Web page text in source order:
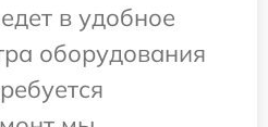
в удобное
оборудования